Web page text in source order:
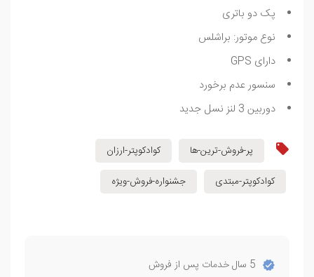
پک دو باتری
نوع موتور: براشلس
دارای GPS
سنسور عدم برخورد
دوربین 3 لنز نسل جدید
پر-فروش-ترین-ها
کوادکوپتر-ارزان
کوادکوپتر-مبتدی
جشنواره-فروش-ویژه
5 سال خدمات پس از فروش